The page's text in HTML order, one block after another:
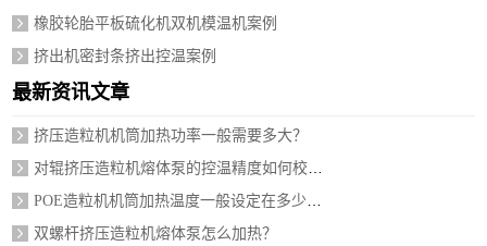
橡胶轮胎平板硫化机双机模温机案例
挤出机密封条挤出控温案例
最新资讯文章
挤压造粒机机筒加热功率一般需要多大？
双螺杆挤压造粒机熔体泵怎么加热？